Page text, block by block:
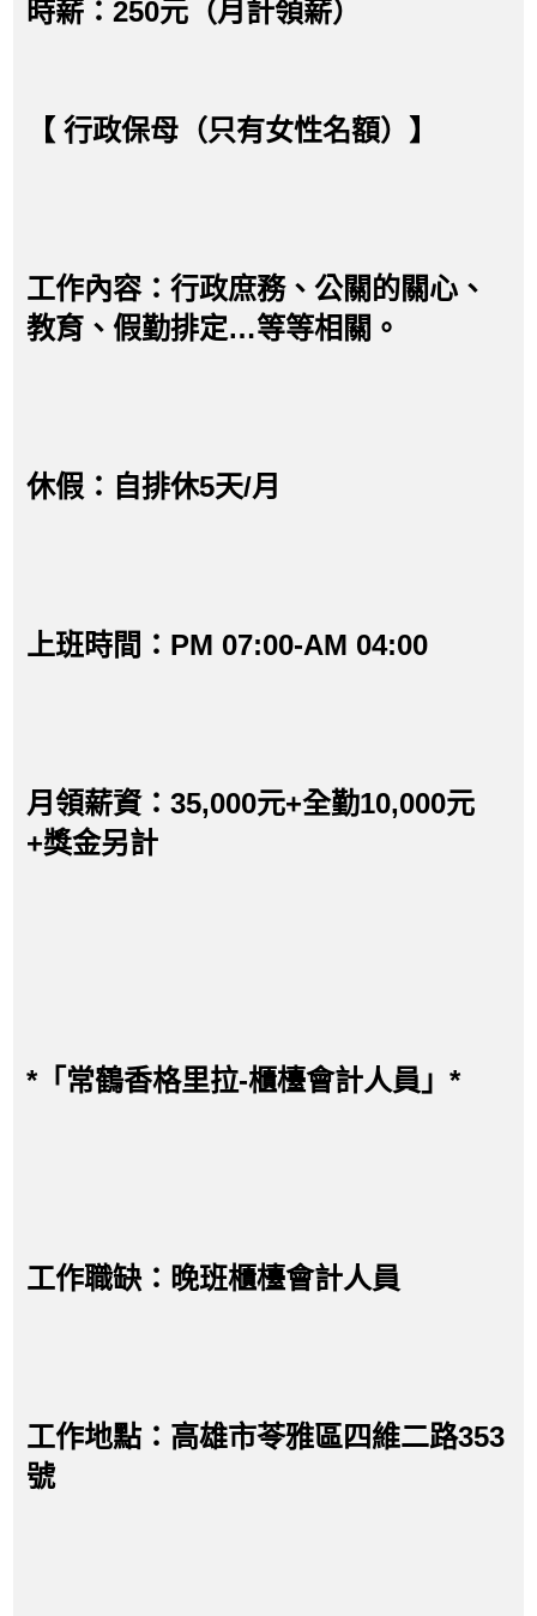
時薪：250元（月計領薪）
【 行政保母（只有女性名額）】
工作內容：行政庶務、公關的關心、
教育、假勤排定…等等相關。
休假：自排休5天/月
上班時間：PM 07:00-AM 04:00
月領薪資：35,000元+全勤10,000元
+獎金另計
*「常鶴香格里拉-櫃檯會計人員」*
工作職缺：晚班櫃檯會計人員
工作地點：高雄市苓雅區四維二路353
號